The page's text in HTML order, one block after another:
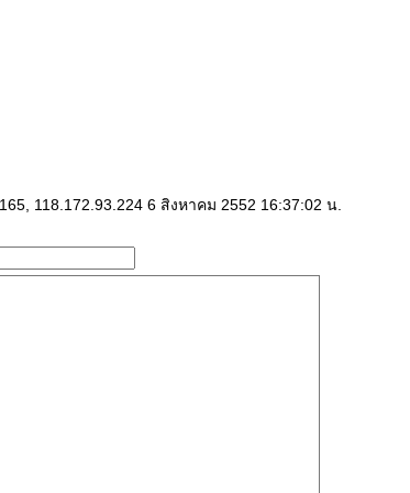
118.172.93.224 6 สิงหาคม 2552 16:37:02 น.